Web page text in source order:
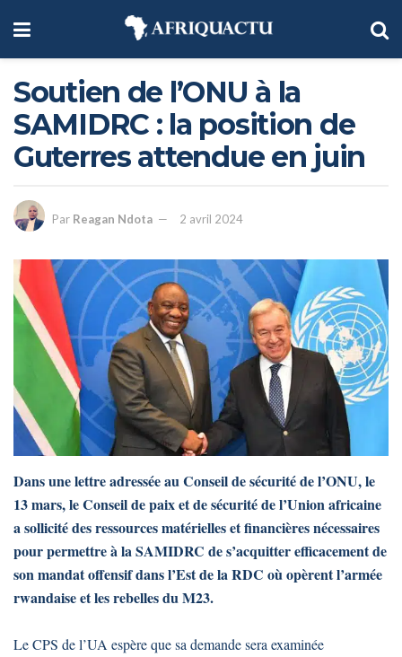
Soutien de l’ONU à la
SAMIDRC : la position de
Guterres attendue en juin
Par Reagan Ndota 2 avril 2024
Dans une lettre adressée au Conseil de sécurité de l’ONU, le
13 mars, le Conseil de paix et de sécurité de l’Union africaine
a sollicité des ressources matérielles et financières nécessaires
pour permettre à la SAMIDRC de s’acquitter efficacement de
son mandat offensif dans l’Est de la RDC où opèrent l’armée
rwandaise et les rebelles du M23.
Le CPS de l’UA espère que sa demande sera examinée